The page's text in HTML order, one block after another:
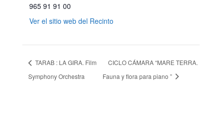
965 91 91 00
Ver el sitio web del Recinto
TARAB : LA GIRA. Film
Symphony Orchestra
CICLO CÁMARA “MARE TERRA.
Fauna y flora para piano ”